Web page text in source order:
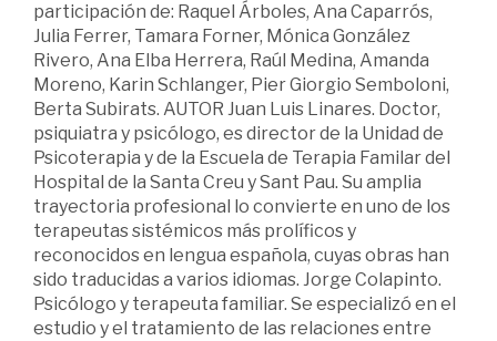
participación de: Raquel Árboles, Ana Caparrós,
Julia Ferrer, Tamara Forner, Mónica González
Rivero, Ana Elba Herrera, Raúl Medina, Amanda
Moreno, Karin Schlanger, Pier Giorgio Semboloni,
Berta Subirats. AUTOR Juan Luis Linares. Doctor,
psiquiatra y psicólogo, es director de la Unidad de
Psicoterapia y de la Escuela de Terapia Familar del
Hospital de la Santa Creu y Sant Pau. Su amplia
trayectoria profesional lo convierte en uno de los
terapeutas sistémicos más prolíficos y
reconocidos en lengua española, cuyas obras han
sido traducidas a varios idiomas. Jorge Colapinto.
Psicólogo y terapeuta familiar. Se especializó en el
estudio y el tratamiento de las relaciones entre